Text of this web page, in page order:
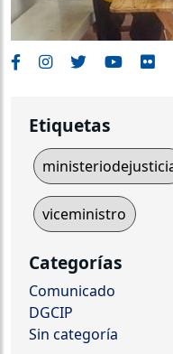
Etiquetas
viceministro
Categorías
Comunicado
DGCIP
Sin categoría